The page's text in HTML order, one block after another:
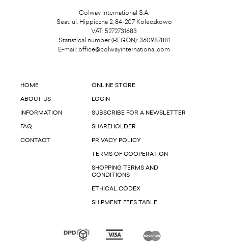
Colway International S.A.
Seat: ul. Hippiczna 2, 84-207 Koleczkowo
VAT: 5272731683
Statistical number (REGON): 360987881
E-mail: office@colwayinternational.com
HOME
ABOUT US
INFORMATION
FAQ
CONTACT
ONLINE STORE
LOGIN
SUBSCRIBE FOR A NEWSLETTER
SHAREHOLDER
PRIVACY POLICY
TERMS OF COOPERATION
SHOPPING TERMS AND
CONDITIONS
ETHICAL CODEX
SHIPMENT FEES TABLE